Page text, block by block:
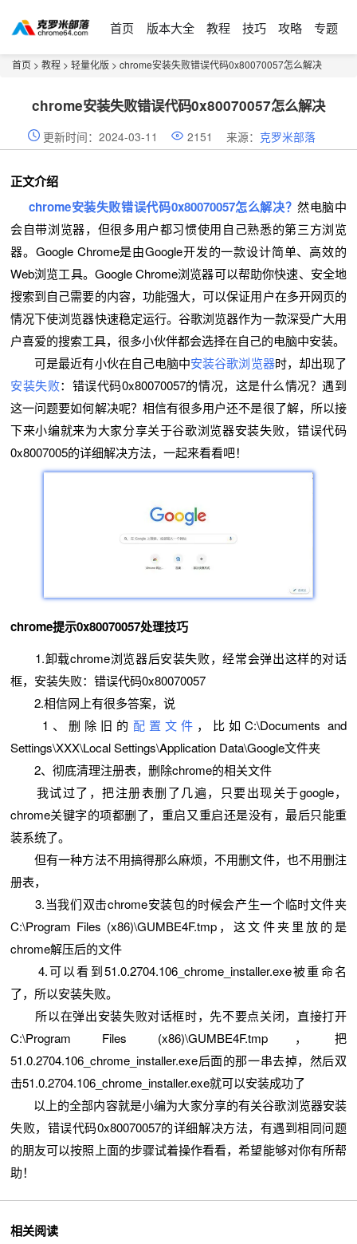
首页 版本大全 教程 技巧 攻略 专题
首页 > 教程 > 轻量化版 > chrome安装失败错误代码0x80070057怎么解决
chrome安装失败错误代码0x80070057怎么解决
更新时间：2024-03-11 2151 来源： 克罗米部落
正文介绍
chrome安装失败错误代码0x80070057怎么解决？然电脑中
会自带浏览器，但很多用户都习惯使用自己熟悉的第三方浏览
器。Google Chrome是由Google开发的一款设计简单、高效的
Web浏览工具。Google Chrome浏览器可以帮助你快速、安全地
搜索到自己需要的内容，功能强大，可以保证用户在多开网页的
情况下使浏览器快速稳定运行。谷歌浏览器作为一款深受广大用
户喜爱的搜索工具，很多小伙伴都会选择在自己的电脑中安装。
可是最近有小伙在自己电脑中安装谷歌浏览器时，却出现了
安装失败：错误代码0x80070057的情况，这是什么情况？遇到
这一问题要如何解决呢？相信有很多用户还不是很了解，所以接
下来小编就来为大家分享关于谷歌浏览器安装失败，错误代码
0x8007005的详细解决方法，一起来看看吧！
chrome提示0x80070057处理技巧
1.卸载chrome浏览器后安装失败，经常会弹出这样的对话
框，安装失败：错误代码0x80070057
2.相信网上有很多答案，说
1、删除旧的 配置文件 ，比如C:\Documents and
Settings\XXX\Local Settings\Application Data\Google文件夹
2、彻底清理注册表，删除chrome的相关文件
我试过了，把注册表删了几遍，只要出现关于google，
chrome关键字的项都删了，重启又重启还是没有，最后只能重
装系统了。
但有一种方法不用搞得那么麻烦，不用删文件，也不用删注
册表，
3.当我们双击chrome安装包的时候会产生一个临时文件夹
C:\Program Files (x86)\GUMBE4F.tmp，这文件夹里放的是
chrome解压后的文件
4.可以看到51.0.2704.106_chrome_installer.exe被重命名
了，所以安装失败。
所以在弹出安装失败对话框时，先不要点关闭，直接打开
C:\Program Files (x86)\GUMBE4F.tmp，把
51.0.2704.106_chrome_installer.exe后面的那一串去掉，然后双
击51.0.2704.106_chrome_installer.exe就可以安装成功了
以上的全部内容就是小编为大家分享的有关谷歌浏览器安装
失败，错误代码0x80070057的详细解决方法，有遇到相同问题
的朋友可以按照上面的步骤试着操作看看，希望能够对你有所帮
助！
相关阅读